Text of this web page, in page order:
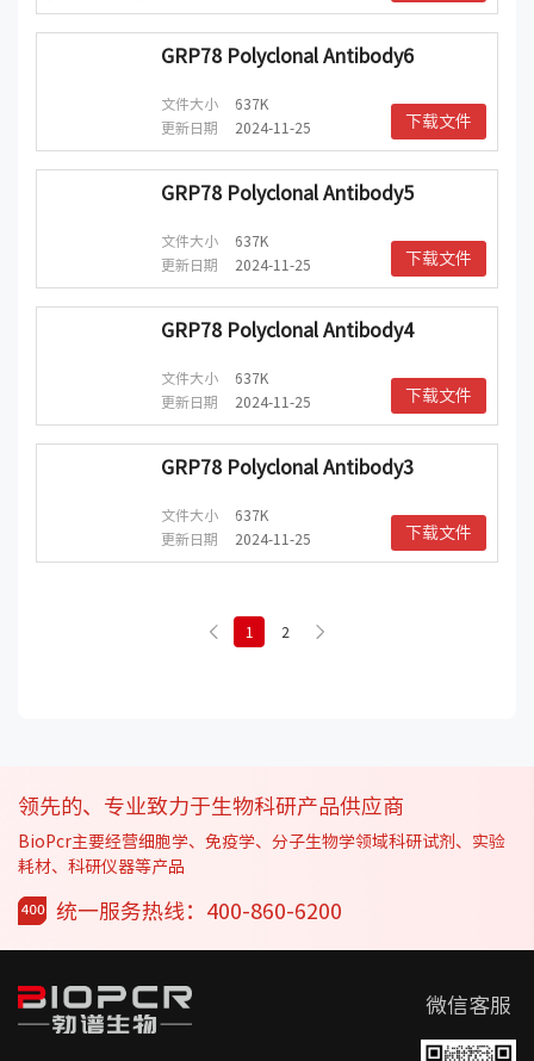
GRP78 Polyclonal Antibody6
文件大小
637K
更新日期
2024-11-25 下载文件
GRP78 Polyclonal Antibody5
文件大小
637K
更新日期
2024-11-25 下载文件
GRP78 Polyclonal Antibody4
文件大小
637K
更新日期
2024-11-25 下载文件
GRP78 Polyclonal Antibody3
文件大小
637K
更新日期
2024-11-25 下载文件
1 2
领先的、专业致力于生物科研产品供应商
BioPcr主要经营细胞学、免疫学、分子生物学领域科研试剂、实验
耗材、科研仪器等产品
统一服务热线：400-860-6200
微信客服